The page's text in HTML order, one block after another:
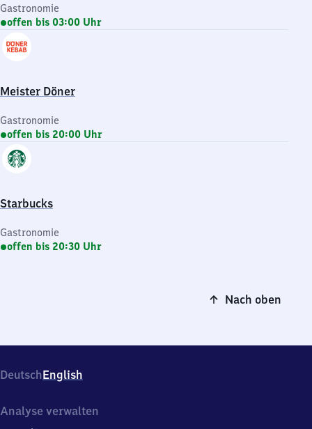
Gastronomie
offen bis 03:00 Uhr
Meister Döner
Gastronomie
offen bis 20:00 Uhr
Starbucks
Gastronomie
offen bis 20:30 Uhr
Nach oben
DeutschEnglish
Analyse verwalten